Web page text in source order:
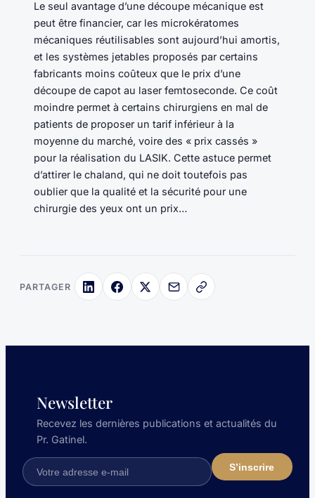
Le seul avantage d’une découpe mécanique est
peut être financier, car les microkératomes
mécaniques réutilisables sont aujourd’hui amortis,
et les systèmes jetables proposés par certains
fabricants moins coûteux que le prix d’une
découpe de capot au laser femtoseconde. Ce coût
moindre permet à certains chirurgiens en mal de
patients de proposer un tarif inférieur à la
moyenne du marché, voire des « prix cassés »
pour la réalisation du LASIK. Cette astuce permet
d’attirer le chaland, qui ne doit toutefois pas
oublier que la qualité et la sécurité pour une
chirurgie des yeux ont un prix…
PARTAGER
Newsletter
Recevez les dernières publications et actualités du
Pr. Gatinel.